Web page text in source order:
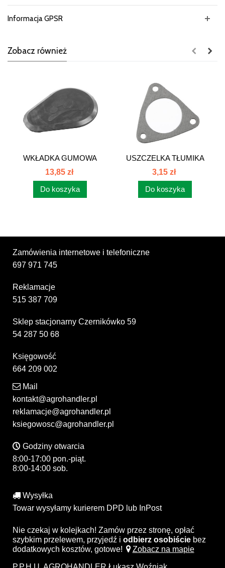
Informacja GPSR
Zobacz również
WKŁADKA GUMOWA
OTWORU W MASCE...
13,85 zł
Do koszyka
USZCZELKA TŁUMIKA
TURBO C-385...
3,15 zł
Do koszyka
Zamówienia internetowe i telefoniczne
697 971 745
Reklamacje
515 387 709
Sklep stacjonarny Czernikówko 59
54 287 50 68
Księgowość
664 209 002
Mail
kontakt@agrohandler.pl
reklamacje@agrohandler.pl
ksiegowosc@agrohandler.pl
Godziny otwarcia
8:00-17:00 pon.-piąt.
8:00-14:00 sob.
Wysyłka
Towar wysyłamy kurierem DPD lub InPost
Nie czekaj w kolejkach! Zamów przez stronę, opłać
szybkim przelewem, przyjedź i odbierz osobiście bez
dodatkowych kosztów, gotowe!
Zobacz na mapie